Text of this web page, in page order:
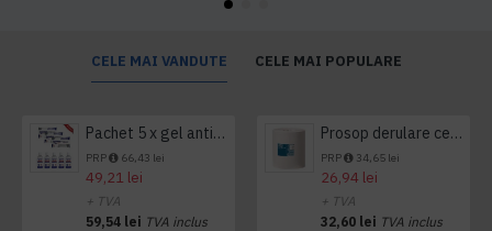
CELE MAI VANDUTE CELE MAI POPULARE
Pachet 5 x gel antibacterian 50ml si 3 x Servetele antibacteriene 48 buc Hygienium
PRP 66,43 lei
49,21 lei
+ TVA
59,54 lei TVA inclus
Prosop derulare centrala 1 pliu, 300 m Tork
PRP 34,65 lei
26,94 lei
+ TVA
32,60 lei TVA inclus